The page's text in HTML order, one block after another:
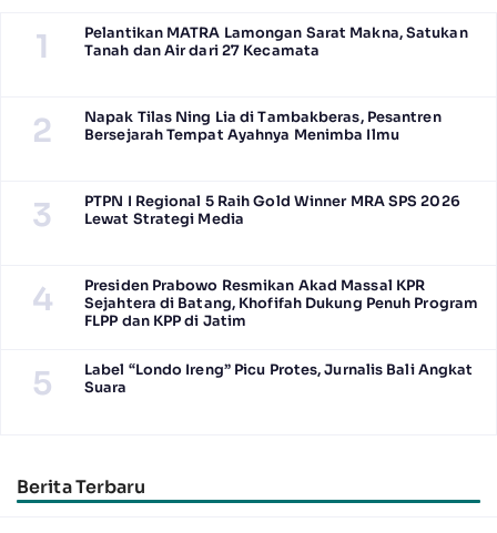
1
Pelantikan MATRA Lamongan Sarat Makna, Satukan
Tanah dan Air dari 27 Kecamata
2
Napak Tilas Ning Lia di Tambakberas, Pesantren
Bersejarah Tempat Ayahnya Menimba Ilmu
3
PTPN I Regional 5 Raih Gold Winner MRA SPS 2026
Lewat Strategi Media
4
Presiden Prabowo Resmikan Akad Massal KPR
Sejahtera di Batang, Khofifah Dukung Penuh Program
FLPP dan KPP di Jatim
5
Label “Londo Ireng” Picu Protes, Jurnalis Bali Angkat
Suara
Berita Terbaru